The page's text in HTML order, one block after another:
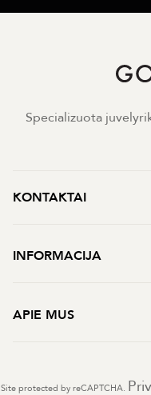
Specializuota
KONTAKTAI
INFORMACIJA
APIE MUS
Site protected by reCAPTCHA.